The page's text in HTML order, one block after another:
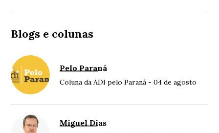
Blogs e colunas
Pelo Paraná
Coluna da ADI pelo Paraná - 04 de agosto
Miguel Dias